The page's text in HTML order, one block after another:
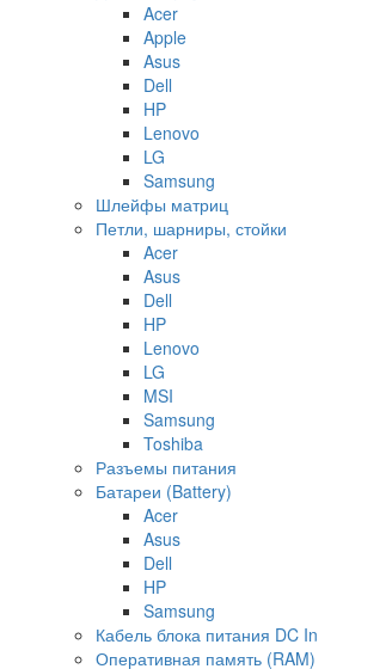
Acer
Apple
Asus
Dell
HP
Lenovo
LG
Samsung
Шлейфы матриц
Петли, шарниры, стойки
Acer
Asus
Dell
HP
Lenovo
LG
MSI
Samsung
Toshiba
Разъемы питания
Батареи (Battery)
Acer
Asus
Dell
HP
Samsung
Кабель блока питания DC In
Оперативная память (RAM)